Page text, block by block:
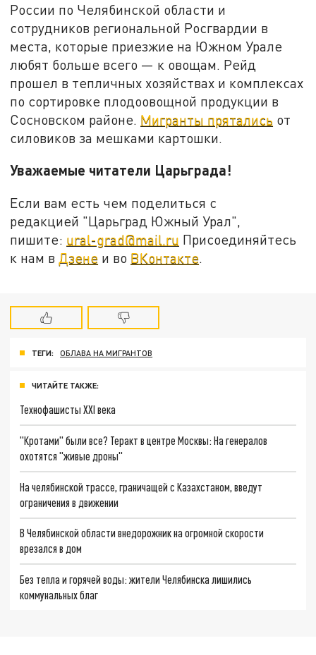
России по Челябинской области и
сотрудников региональной Росгвардии в
места, которые приезжие на Южном Урале
любят больше всего — к овощам. Рейд
прошел в тепличных хозяйствах и комплексах
по сортировке плодоовощной продукции в
Сосновском районе. Мигранты прятались от
силовиков за мешками картошки.
Уважаемые читатели Царьграда!
Если вам есть чем поделиться с
редакцией "Царьград Южный Урал",
пишите: ural-grad@mail.ru Присоединяйтесь
к нам в Дзене и во ВКонтакте.
ТЕГИ: ОБЛАВА НА МИГРАНТОВ
ЧИТАЙТЕ ТАКЖЕ:
Технофашисты XXI века
"Кротами" были все? Теракт в центре Москвы: На генералов
охотятся "живые дроны"
На челябинской трассе, граничащей с Казахстаном, введут
ограничения в движении
В Челябинской области внедорожник на огромной скорости
врезался в дом
Без тепла и горячей воды: жители Челябинска лишились
коммунальных благ